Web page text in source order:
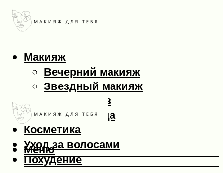
Макияж
Вечерний макияж
Звездный макияж
Макияж глаз
Макияж лица
Косметика
Уход за волосами
Похудение
Меню